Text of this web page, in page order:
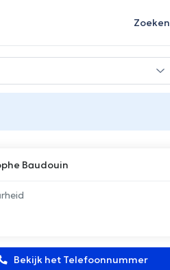
Zoeken
Baudouin
Bekijk het Telefoonnummer